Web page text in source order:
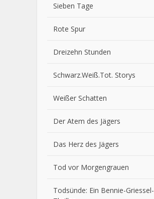
Sieben Tage
Rote Spur
Dreizehn Stunden
Schwarz.Weiß.Tot. Storys
Weißer Schatten
Der Atem des Jägers
Das Herz des Jägers
Tod vor Morgengrauen
Todsünde: Ein Bennie-Griessel-